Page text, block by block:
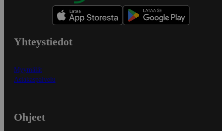
Yhteystiedot
Myymälät
Asiakaspalvelu
Ohjeet